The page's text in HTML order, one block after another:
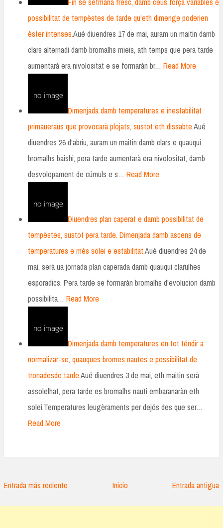
possibilitat de tempèstes de tarde qu'eth dimenge poderien
èster intenses.Aué diuendres 17 de mai, auram un maitin damb
clars alternadi damb bromalhs mieis, ath temps que pera tarde
aumentarà era nivolositat e se formaràn br… Read More
Dimenjada damb temperatures e inestabilitat
primaueraus que provocarà plojats, sustot eth dissabte.Aué
diuendres 26 d'abriu, auram un maitin damb clars e quauqui
bromalhs baishi; pera tarde aumentarà era nivolositat, damb
desvolopament de cúmuls e s… Read More
Diuendres plan caperat e damb possibilitat de
tempèstes, sustot pera tarde. Dimenjada damb ascens de
temperatures e més solei e estabilitat.Aué diuendres 24 de
mai, serà ua jornada plan caperada damb quauqui clarulhes
esporadics. Pera tarde se formaràn bromalhs d'evolucion damb
possibilita… Read More
Dimenjada damb temperatures en tot téndir a
normalizar-se, quauques bromes nautes e possibilitat de
tronadesde tarde.Aué diuendres 3 de mai, eth maitin serà
assolelhat, pera tarde es bromalhs nauti embaranaràn eth
solei.Temperatures leugèraments per dejós des que ser…
Read More
Entrada más reciente Entrada antigua
Inicio